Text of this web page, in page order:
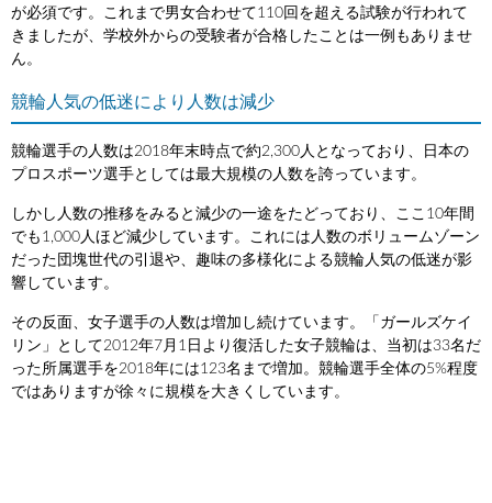
が必須です。これまで男女合わせて110回を超える試験が行われて
きましたが、学校外からの受験者が合格したことは一例もありませ
ん。
競輪人気の低迷により人数は減少
競輪選手の人数は2018年末時点で約2,300人となっており、日本の
プロスポーツ選手としては最大規模の人数を誇っています。
しかし人数の推移をみると減少の一途をたどっており、ここ10年間
でも1,000人ほど減少しています。これには人数のボリュームゾーン
だった団塊世代の引退や、趣味の多様化による競輪人気の低迷が影
響しています。
その反面、女子選手の人数は増加し続けています。「ガールズケイ
リン」として2012年7月1日より復活した女子競輪は、当初は33名だ
った所属選手を2018年には123名まで増加。競輪選手全体の5%程度
ではありますが徐々に規模を大きくしています。